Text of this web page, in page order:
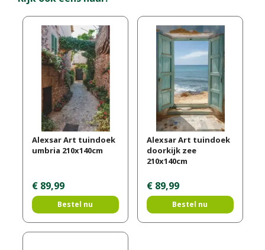
Alexsar Art tuindoek
umbria 210x140cm
€ 89,99
Bestel nu
Alexsar Art tuindoek
doorkijk zee
210x140cm
€ 89,99
Bestel nu